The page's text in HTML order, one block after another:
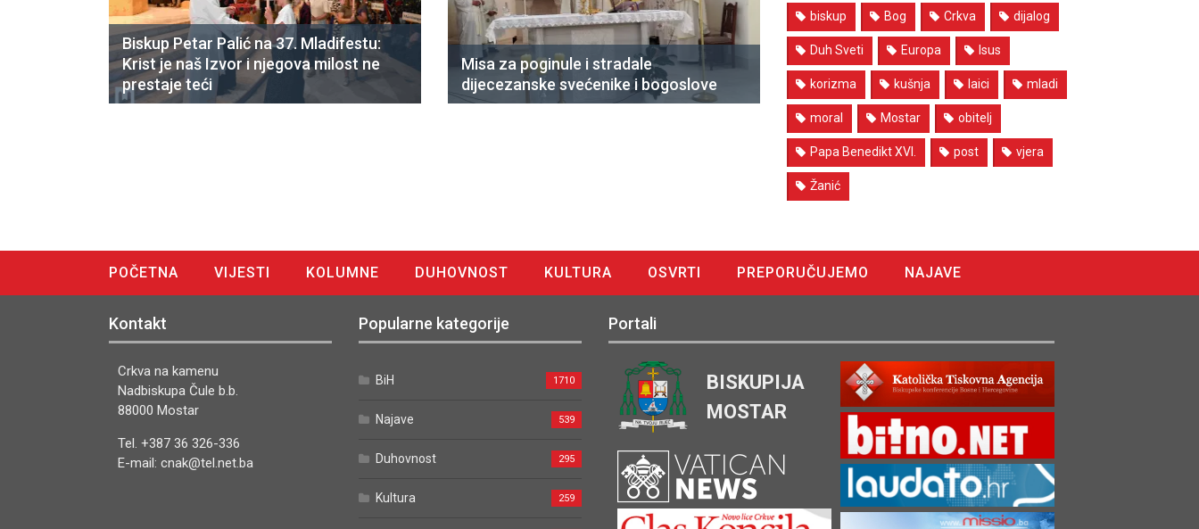
Biskup Petar Palić na 37. Mladifestu:
Krist je naš Izvor i njegova milost ne
prestaje teći
Misa za poginule i stradale
dijecezanske svećenike i bogoslove
biskup Bog Crkva dijalog
Duh Sveti Europa Isus
korizma kušnja laici mladi
moral Mostar obitelj
Papa Benedikt XVI. post vjera
Žanić
POČETNA VIJESTI KOLUMNE DUHOVNOST KULTURA OSVRTI PREPORUČUJEMO
NAJAVE
Kontakt
Crkva na kamenu
Nadbiskupa Čule b.b.
88000 Mostar
Tel. +387 36 326-336
E-mail: cnak@tel.net.ba
Popularne kategorije
BiH 1710
Najave 539
Duhovnost 295
Kultura 259
Portali
BISKUPIJA
MOSTAR